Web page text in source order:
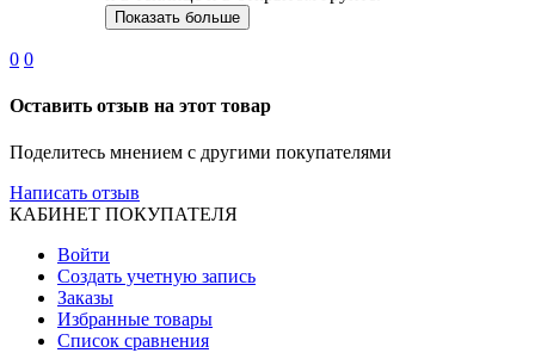
Показать больше
0 0
Оставить отзыв на этот товар
Поделитесь мнением с другими покупателями
Написать отзыв
КАБИНЕТ ПОКУПАТЕЛЯ
Войти
Создать учетную запись
Заказы
Избранные товары
Список сравнения